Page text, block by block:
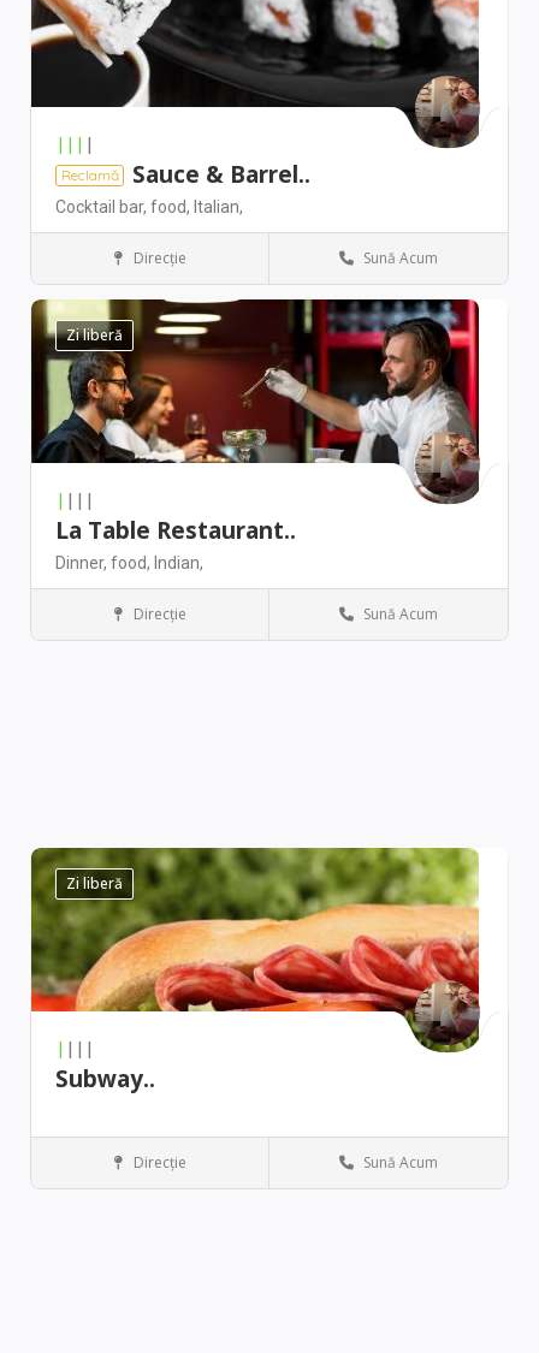
||| |
Reclamă Sauce & Barrel..
Cocktail bar, food, Italian,
Restaurant New York
Direcţie Sună Acum
Zi liberă
| |||
La Table Restaurant..
Dinner, food, Indian,
Restaurant Denver
Direcţie Sună Acum
Zi liberă
| |||
Subway..
RestaurantDirecţie Sună Acum